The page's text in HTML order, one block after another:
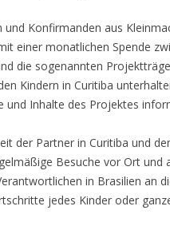
Konfirmanden aus
einer monatlichen Spende
die sogenannten
Kindern in Curitiba
und Inhalte des Projektes
der Partner in Curitiba und
Besuche vor Ort und
in Brasilien an
jedes Kinder oder